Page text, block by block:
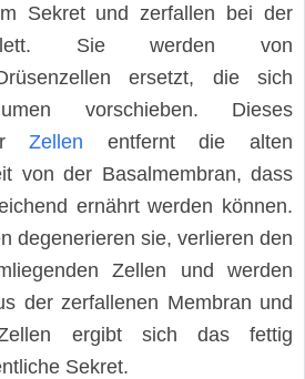
Sekret und zerfallen bei der
Sie werden von
ersetzt, die sich
vorschieben. Dieses
Zellen entfernt die alten
von der Basalmembran, dass
ernährt werden können.
degenerieren sie, verlieren den
Zellen und werden
der zerfallenen Membran und
ergibt sich das fettig
Sekret.